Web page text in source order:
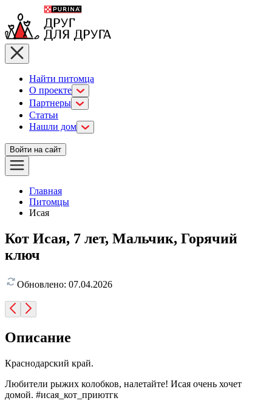
Найти питомца
О проекте
Партнеры
Статьи
Нашли дом
Войти на сайт
Главная
Питомцы
Исая
Кот Исая, 7 лет, Мальчик, Горячий
ключ
Обновлено: 07.04.2026
Описание
Краснодарский край.
Любители рыжих колобков, налетайте! Исая очень хочет
домой. #исая_кот_приютгк